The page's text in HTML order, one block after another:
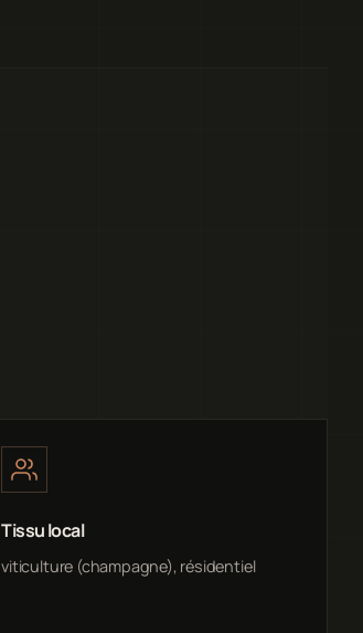
Tissu local
viticulture (champagne), résidentiel